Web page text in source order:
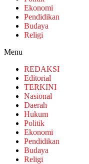
Ekonomi
Pendidikan
Budaya
Religi
Menu
REDAKSI
Editorial
TERKINI
Nasional
Daerah
Hukum
Politik
Ekonomi
Pendidikan
Budaya
Religi